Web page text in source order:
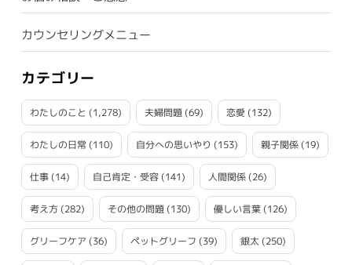
カウンセリングメニュー
カテゴリー
わたしのこと (1,278) 夫婦問題(69) 恋愛 (132)
わたしの日常(110) 自分への思いやり (153) 親子関係(19)
仕事(14) 自己肯定・受容(141) 人間関係(26)
考え方(282) その他の問題(130) 優しい言葉(126)
グリーフケア (36) ペットグリーフ (39) 銀太 (250)